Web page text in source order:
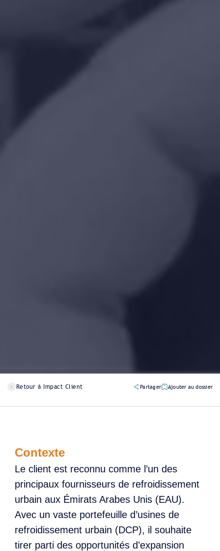
Retour à Impact Client Partager Ajouter au dossier
Contexte
Le client est reconnu comme l’un des
principaux fournisseurs de refroidissement
urbain aux Émirats Arabes Unis (EAU).
Avec un vaste portefeuille d’usines de
refroidissement urbain (DCP), il souhaite
tirer parti des opportunités d’expansion